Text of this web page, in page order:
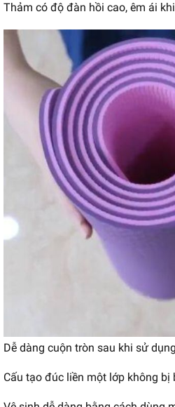
Thảm có độ đàn hồi cao, êm ái
Dễ dàng cuộn tròn sau khi sử dụng
Cấu tạo đúc liền một lớp không bị